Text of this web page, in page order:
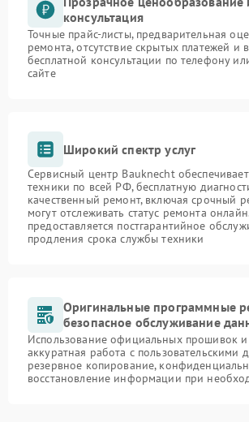
консультация
Точные прайс-листы, предварительная
ремонта, отсутствие скрытых платежей и
бесплатной консультации по телефону
сайте
Широкий спектр услуг
Сервисный центр Bauknecht
техники по всей РФ, бесплатную
качественный ремонт, включая срочный
могут отслеживать статус ремонта
предоставляется постгарантийное
продления срока службы техники
Оригинальные программные
безопасное обслуживание
Использование официальных прошивок и
аккуратная работа с пользовательскими
резервное копирование,
восстановление информации при